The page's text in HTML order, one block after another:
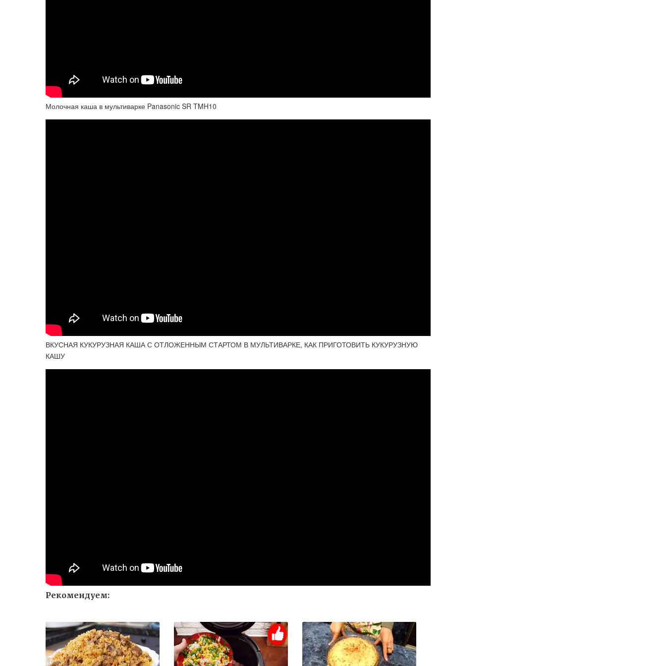
Молочная каша в мультиварке Panasonic SR TMH10
ВКУСНАЯ КУКУРУЗНАЯ КАША С ОТЛОЖЕННЫМ СТАРТОМ В МУЛЬТИВАРКЕ, КАК ПРИГОТОВИТЬ КУКУРУЗНУЮ
КАШУ
Рекомендуем: